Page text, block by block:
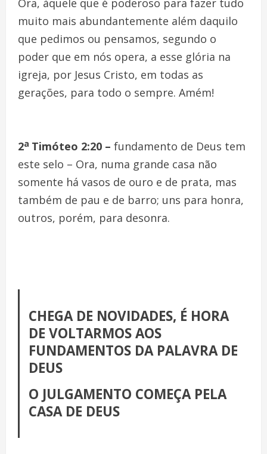
Ora, àquele que é poderoso para fazer tudo
muito mais abundantemente além daquilo
que pedimos ou pensamos, segundo o
poder que em nós opera, a esse glória na
igreja, por Jesus Cristo, em todas as
gerações, para todo o sempre. Amém!
2a Timóteo 2:20 – fundamento de Deus tem
este selo – Ora, numa grande casa não
somente há vasos de ouro e de prata, mas
também de pau e de barro; uns para honra,
outros, porém, para desonra.
CHEGA DE NOVIDADES, É HORA
DE VOLTARMOS AOS
FUNDAMENTOS DA PALAVRA DE
DEUS
O JULGAMENTO COMEÇA PELA
CASA DE DEUS